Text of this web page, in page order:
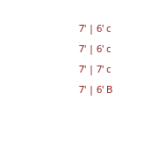
7'| 6' c
7'| 6' c
7'| 7' c
7'| 6' B